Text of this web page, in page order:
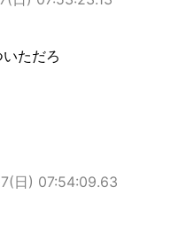
ただろ
日) 07:54:09.63